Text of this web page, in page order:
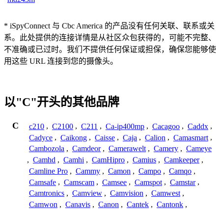
* iSpyConnect 与 Cbc America 的产品没有任何关联、联系或关
系。此处提供的连接详情是从社区众包获得的，可能不完整、
不准确或已过时。我们不提供任何保证或担保，确保您能够使
用这些 URL 连接到您的摄像头。
以"C"开头的其他品牌
C c210 , C2100 , C211 , Ca-ip400mp , Cacagoo , Caddx ,
Cadyce , Caikong , Caisse , Caja , Calion , Camasmart ,
Cambozola , Camdeor , Camerawelt , Camery , Cameye
, Camhd , Camhi , CamHipro , Camius , Camkeeper ,
Camline Pro , Cammy , Camon , Campo , Camqo ,
Camsafe , Camscam , Camsee , Camspot , Camstar ,
Camtronics , Camview , Camvision , Camwest ,
Camwon , Canavis , Canon , Cantek , Cantonk ,